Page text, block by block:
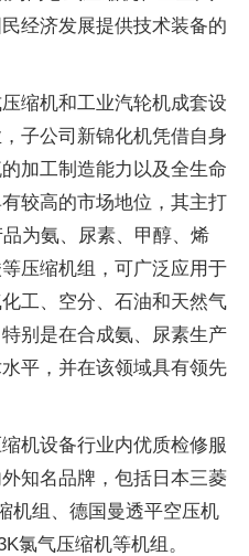
经济发展提供技术装备的
缩机和工业汽轮机成套设
子公司新锦化机凭借自身
加工制造能力以及全生命
较高的市场地位，其主打
为氨、尿素、甲醇、烯
压缩机组，可广泛应用于
工、空分、石油和天然气
别是在合成氨、尿素生产
平，并在该领域具有领先
机设备行业内优质检修服
知名品牌，包括日本三菱
机组、德国曼透平空压机
氯气压缩机等机组。